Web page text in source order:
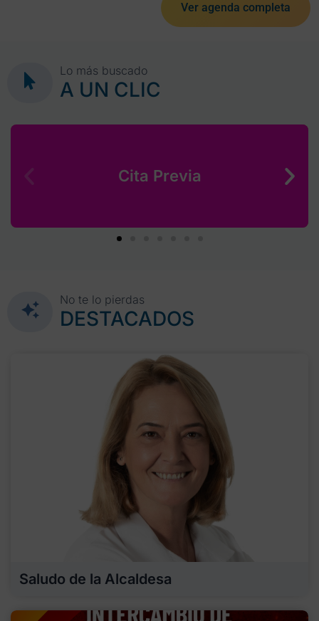
Ver agenda completa
Lo más buscado
A UN CLIC
Cita Previa
No te lo pierdas
DESTACADOS
Saludo de la Alcaldesa